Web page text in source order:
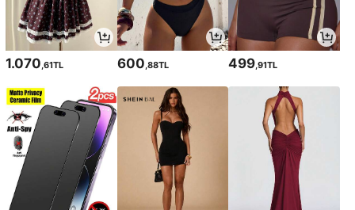
1.070,61TL 600,88TL 499,91TL